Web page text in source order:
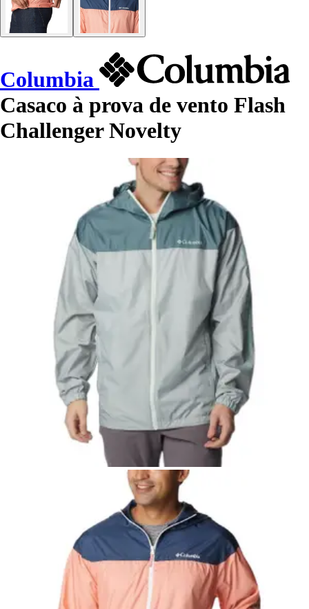
Columbia
Casaco à prova de vento Flash
Challenger Novelty